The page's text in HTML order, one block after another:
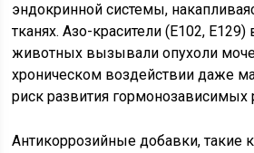
эндокринной системы,
тканях. Азо-красители (E102,
животных вызывали опухоли
хроническом воздействии даже
риск развития гормонозависимых
Антикоррозийные добавки, такие